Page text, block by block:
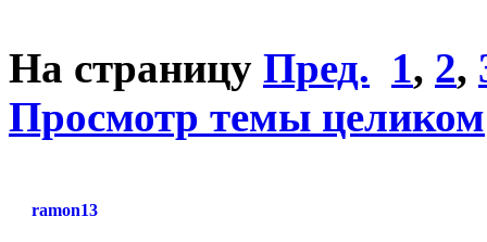
На страницу Пред. 1, 2,
Просмотр темы целиком
ramon13